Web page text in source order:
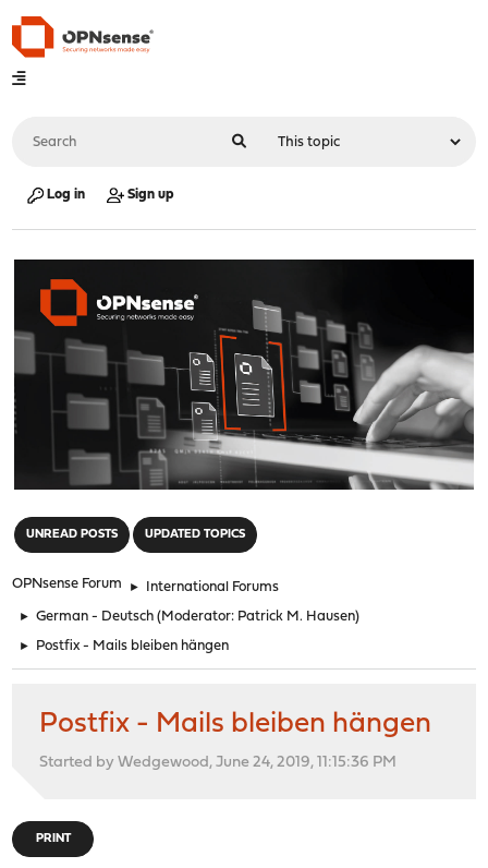
Log in Sign up
UNREAD POSTS UPDATED TOPICS
OPNsense Forum ► International Forums
► German - Deutsch (Moderator: Patrick M. Hausen)
► Postfix - Mails bleiben hängen
Postfix - Mails bleiben hängen
Started by Wedgewood, June 24, 2019, 11:15:36 PM
PRINT